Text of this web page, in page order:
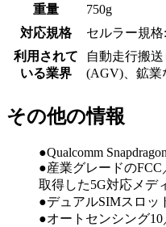
重量
750g
対応規格
セルラー規格
利用されて
いる業界
自動走行搬
(AGV)、鉱業
その他の情報
●Qualcomm
●産業グレードのFCC
取得した5G対応メデ
●デュアルSIMスロッ
●オートセンシング10